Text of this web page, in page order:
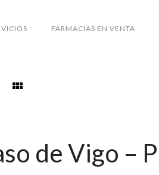
FARMACIAS EN VENTA
de Vigo –